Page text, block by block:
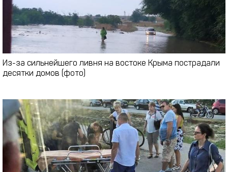
Из-за сильнейшего ливня на востоке Крыма пострадали
десятки домов (фото)